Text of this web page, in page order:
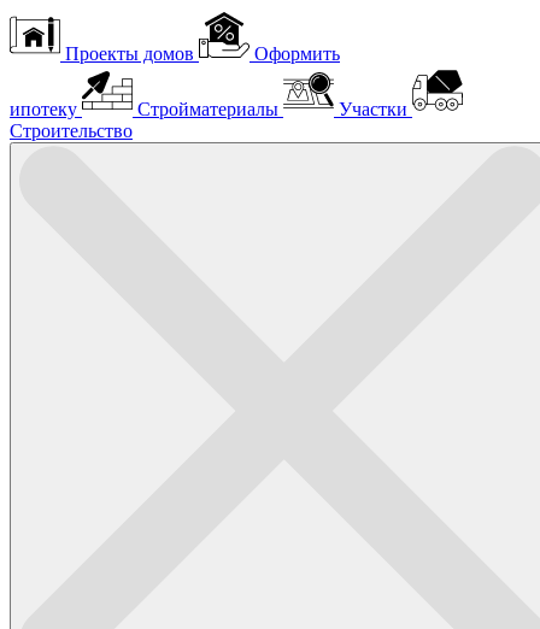
Проекты домов Оформить
ипотеку Стройматериалы
Участки
Строительство